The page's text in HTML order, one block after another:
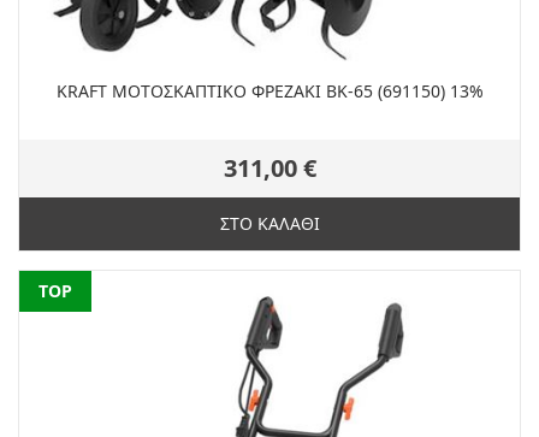
KRAFT ΜΟΤΟΣΚΑΠΤΙΚΟ ΦΡΕΖΑΚΙ ΒΚ-65 (691150) 13%
311,00 €
ΣΤΟ ΚΑΛΑΘΙ
NEW
TOP